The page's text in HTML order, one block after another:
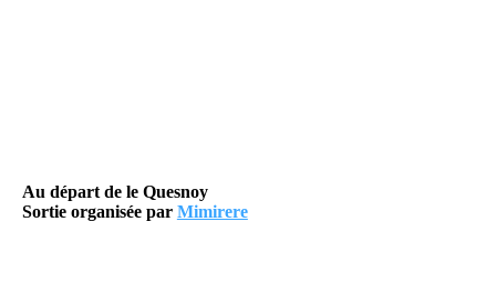
Au départ de le Quesnoy
Sortie organisée par Mimirere